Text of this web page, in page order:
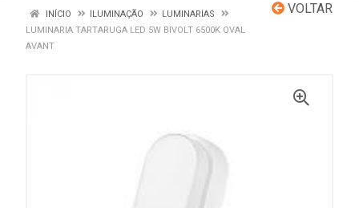
VOLTAR
INÍCIO ILUMINAÇÃO
LUMINARIAS
LUMINARIA TARTARUGA LED 5W BIVOLT 6500K OVAL
AVANT